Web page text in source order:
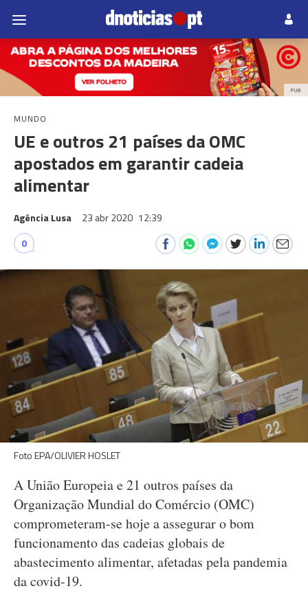
PUB
MUNDO
UE e outros 21 países da OMC
apostados em garantir cadeia
alimentar
Agência Lusa 23 abr 2020 12:39
0
Foto EPA/OLIVIER HOSLET
A União Europeia e 21 outros países da
Organização Mundial do Comércio (OMC)
comprometeram-se hoje a assegurar o bom
funcionamento das cadeias globais de
abastecimento alimentar, afetadas pela pandemia
da covid-19.